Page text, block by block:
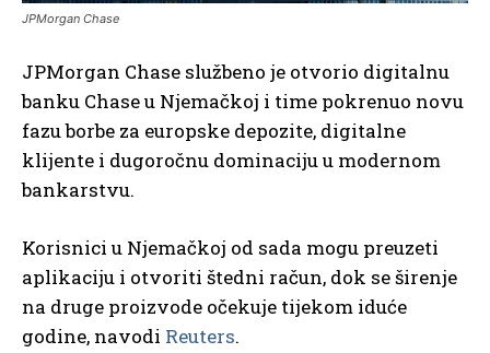
JPMorgan Chase
JPMorgan Chase službeno je otvorio digitalnu
banku Chase u Njemačkoj i time pokrenuo novu
fazu borbe za europske depozite, digitalne
klijente i dugoročnu dominaciju u modernom
bankarstvu.
Korisnici u Njemačkoj od sada mogu preuzeti
aplikaciju i otvoriti štedni račun, dok se širenje
na druge proizvode očekuje tijekom iduće
godine, navodi Reuters.